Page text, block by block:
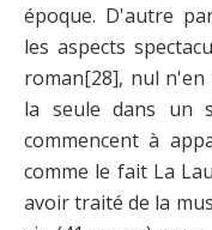
époque. D'autre
les aspects
roman[28], nul n'en
la seule dans un
commencent à
comme le fait La
avoir traité de la